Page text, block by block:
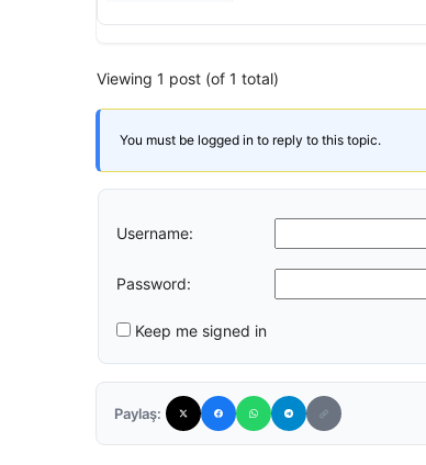
Viewing 1 post (of 1 total)
You must be logged in to reply to this topic.
Username:
Password:
Keep me signed in
Paylaş: